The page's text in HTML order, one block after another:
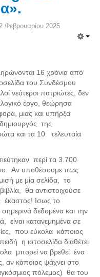
Φεβρουαρίου 2025
16 χρόνια από
του Συνδέσμου
νεότεροι πατριώτες, δεν
έργο, θεώρησα
μιας και υπήρξα
της
και τα 10 τελευταία
περί τα 3.700
Αν υποθέσουμε πως
με μία σελίδα, το
θα αντιστοιχούσε
Ισως το
δεδομένα και την
κατανεμημένα σε
που εύκολα κάποιος
η ιστοσελίδα διαθέτει
μπορεί να βρεθεί ένα
αν κάποιος ψάχνει στο
πόλεμος) θα του